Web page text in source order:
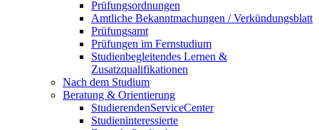
Prüfungsordnungen
Amtliche Bekanntmachungen / Verkündungsblatt
Prüfungsamt
Prüfungen im Fernstudium
Studienbegleitendes Lernen &
Zusatzqualifikationen
Nach dem Studium
Beratung & Orientierung
StudierendenServiceCenter
Studieninteressierte